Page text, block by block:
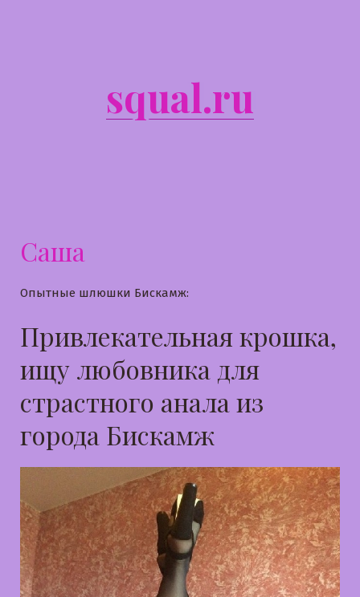
squal.ru
Саша
Опытные шлюшки Бискамж:
Привлекательная крошка,
ищу любовника для
страстного анала из
города Бискамж